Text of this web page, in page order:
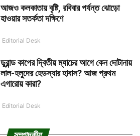
আজও কলকাতায় বৃষ্টি, রবিবার পর্যন্ত ঝোড়ো
হাওয়ার সতর্কতা দক্ষিণে
Editorial Desk
ডুরান্ড কাপের দ্বিতীয় ম্যাচের আগে কেন দোটানায়
লাল-হলুদের হেডস্যার হাবাস? আজ প্রথম
এগারোয় কারা?
Editorial Desk